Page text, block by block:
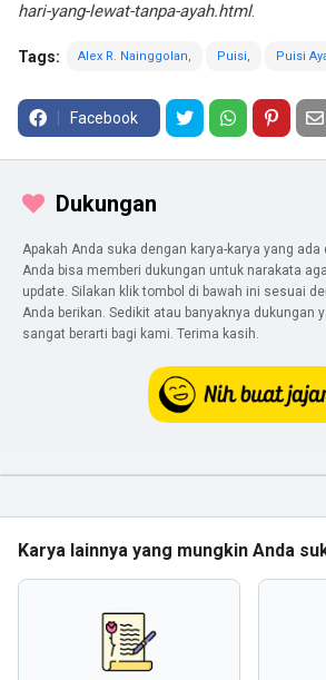
hari-yang-lewat-tanpa-ayah.html.
Tags: Alex R. Nainggolan Puisi Puisi
Facebook
Dukungan
Apakah Anda suka dengan karya-karya yang ada
Anda bisa memberi dukungan untuk narakata
update. Silakan klik tombol di bawah ini sesuai
Anda berikan. Sedikit atau banyaknya dukungan
sangat berarti bagi kami. Terima kasih.
Karya lainnya yang mungkin Anda